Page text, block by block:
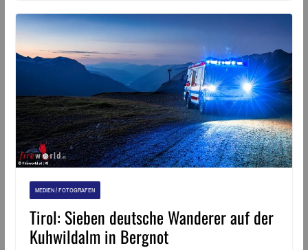
MEDIEN / FOTOGRAFEN
Tirol: Sieben deutsche Wanderer auf der
Kuhwildalm in Bergnot